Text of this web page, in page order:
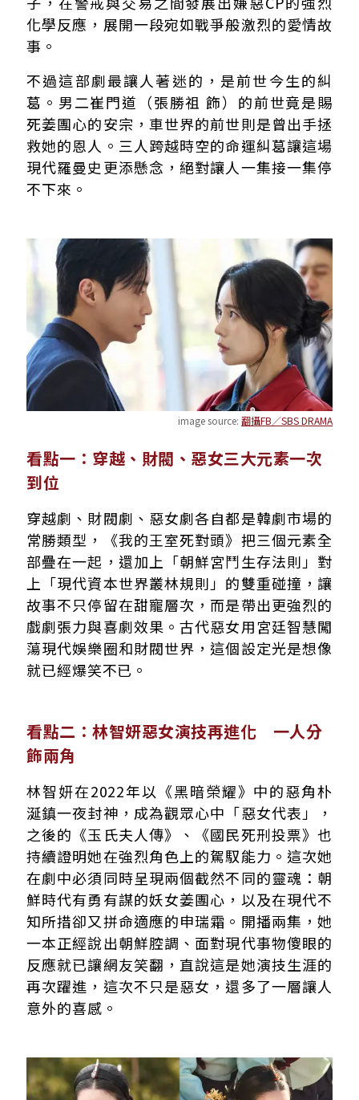
化學反應，展開一段宛如戰爭般激烈的愛情故
事。
不過這部劇最讓人著迷的，是前世今生的糾
葛。男二崔門道（張勝祖 飾）的前世竟是賜
死姜團心的安宗，車世界的前世則是曾出手拯
救她的恩人。三人跨越時空的命運糾葛讓這場
現代羅曼史更添懸念，絕對讓人一集接一集停
不下來。
image source: 翻攝FB／SBS DRAMA
看點一：穿越、財閥、惡女三大元素一次
到位
穿越劇、財閥劇、惡女劇各自都是韓劇市場的
常勝類型，《我的王室死對頭》把三個元素全
部疊在一起，還加上「朝鮮宮鬥生存法則」對
上「現代資本世界叢林規則」的雙重碰撞，讓
故事不只停留在甜寵層次，而是帶出更強烈的
戲劇張力與喜劇效果。古代惡女用宮廷智慧闖
蕩現代娛樂圈和財閥世界，這個設定光是想像
就已經爆笑不已。
看點二：林智妍惡女演技再進化 一人分
飾兩角
林智妍在2022年以《黑暗榮耀》中的惡角朴
涎鎮一夜封神，成為觀眾心中「惡女代表」，
之後的《玉氏夫人傳》、《國民死刑投票》也
持續證明她在強烈角色上的駕馭能力。這次她
在劇中必須同時呈現兩個截然不同的靈魂：朝
鮮時代有勇有謀的妖女姜團心，以及在現代不
知所措卻又拼命適應的申瑞霜。開播兩集，她
一本正經說出朝鮮腔調、面對現代事物傻眼的
反應就已讓網友笑翻，直說這是她演技生涯的
再次躍進，這次不只是惡女，還多了一層讓人
意外的喜感。